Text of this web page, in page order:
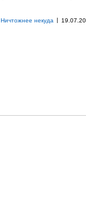
Ничтожнее некуда |